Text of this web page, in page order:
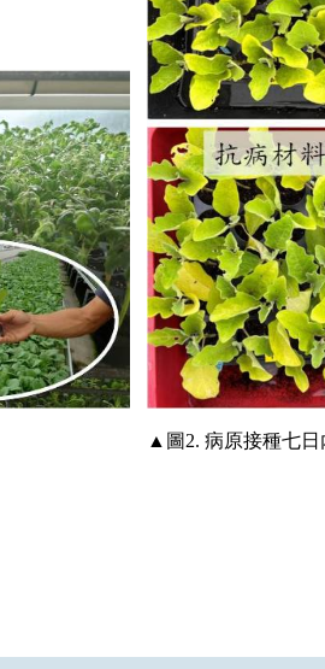
▲圖2. 病原接種七日